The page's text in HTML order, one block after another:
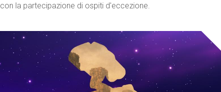
con la partecipazione di ospiti d'eccezione.